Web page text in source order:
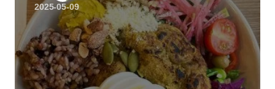
2025-05-09